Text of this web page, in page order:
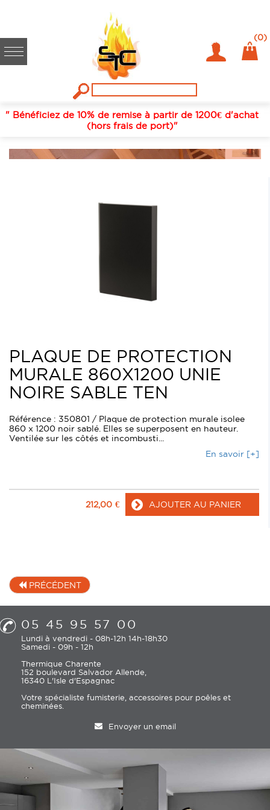
(0)
" Bénéficiez de 10% de remise à partir de 1200€ d'achat
(hors frais de port)"
ACCESSOIRES PROTECTION MURALE ET
PLAQUE DE PROTECTION
MURALE 860X1200 UNIE
NOIRE SABLE TEN
Référence : 350801 / Plaque de protection murale isolee
860 x 1200 noir sablé. Elles se superposent en hauteur.
Ventilée sur les côtés et incombusti...
En savoir [+]
212,00 € AJOUTER AU PANIER
PRÉCÉDENT
05 45 95 57 00
Lundi à vendredi - 08h-12h 14h-18h30
Samedi - 09h - 12h
Thermique Charente
152 boulevard Salvador Allende,
16340 L'Isle d'Espagnac
Votre spécialiste fumisterie, accessoires pour poêles et
cheminées.
Envoyer un email